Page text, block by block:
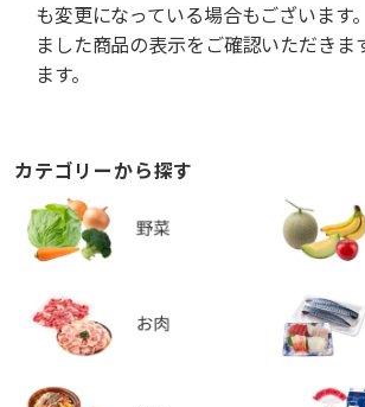
も変更になっている場合もございます
ました商品の表示をご確認いただきま
ます。
カテゴリーから探す